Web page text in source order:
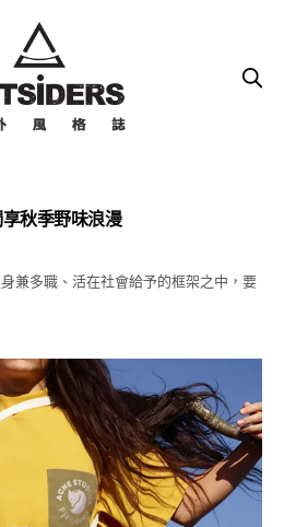
秋季野味浪漫
兼多職、活在社會給予的框架之中，要